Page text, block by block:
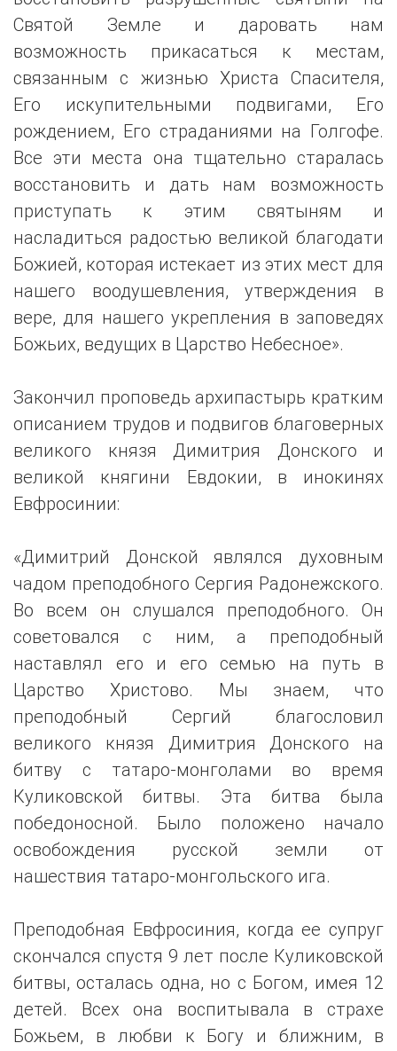
Святой Земле и даровать нам
возможность прикасаться к местам,
связанным с жизнью Христа Спасителя,
Его искупительными подвигами, Его
рождением, Его страданиями на Голгофе.
Все эти места она тщательно старалась
восстановить и дать нам возможность
приступать к этим святыням и
насладиться радостью великой благодати
Божией, которая истекает из этих мест для
нашего воодушевления, утверждения в
вере, для нашего укрепления в заповедях
Божьих, ведущих в Царство Небесное».
Закончил проповедь архипастырь кратким
описанием трудов и подвигов благоверных
великого князя Димитрия Донского и
великой княгини Евдокии, в инокинях
Евфросинии:
«Димитрий Донской являлся духовным
чадом преподобного Сергия Радонежского.
Во всем он слушался преподобного. Он
советовался с ним, а преподобный
наставлял его и его семью на путь в
Царство Христово. Мы знаем, что
преподобный Сергий благословил
великого князя Димитрия Донского на
битву с татаро-монголами во время
Куликовской битвы. Эта битва была
победоносной. Было положено начало
освобождения русской земли от
нашествия татаро-монгольского ига.
Преподобная Евфросиния, когда ее супруг
скончался спустя 9 лет после Куликовской
битвы, осталась одна, но с Богом, имея 12
детей. Всех она воспитывала в страхе
Божьем, в любви к Богу и ближним, в